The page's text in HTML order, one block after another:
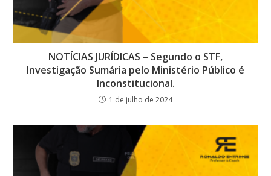
NOTÍCIAS JURÍDICAS – Segundo o STF,
Investigação Sumária pelo Ministério Público é
Inconstitucional.
1 de julho de 2024